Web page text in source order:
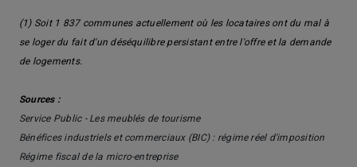
(1) Soit 1 837 communes actuellement où les locataires ont du mal à
se loger du fait d'un déséquilibre persistant entre l'offre et la demande
de logements.
Sources :
Service Public - Les meublés de tourisme
Bénéfices industriels et commerciaux (BIC) : régime réel d'imposition
Régime fiscal de la micro-entreprise